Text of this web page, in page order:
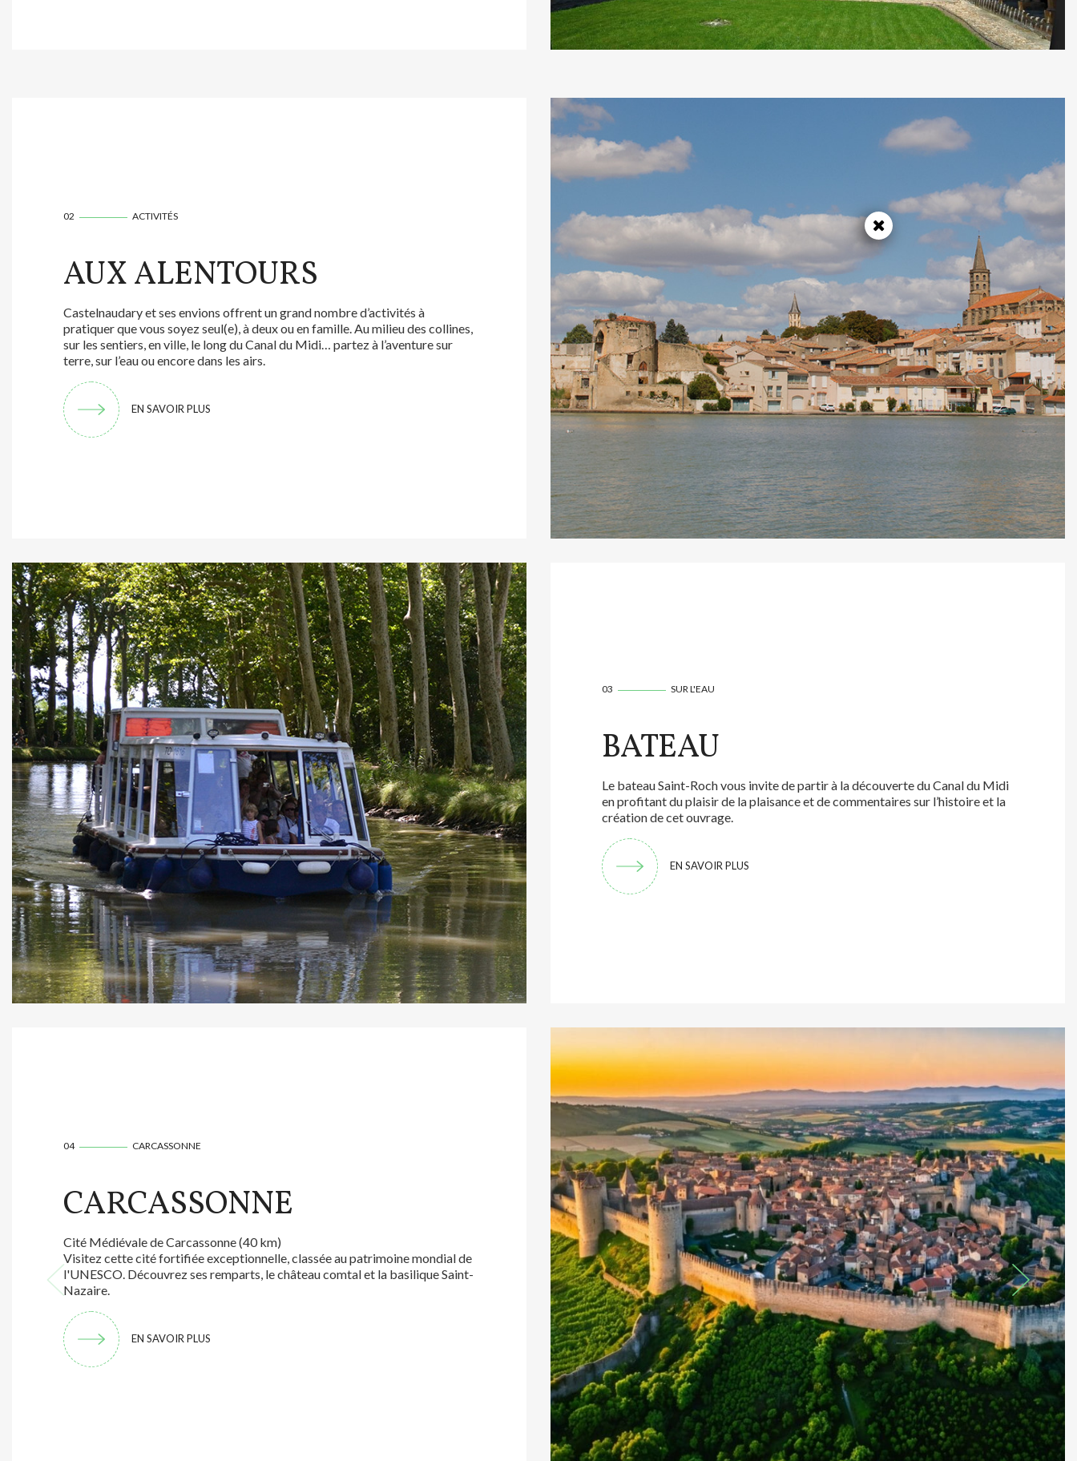
02 ACTIVITÉS
AUX ALENTOURS
Castelnaudary et ses envions offrent un grand nombre d’activités à
pratiquer que vous soyez seul(e), à deux ou en famille. Au milieu des collines,
sur les sentiers, en ville, le long du Canal du Midi… partez à l’aventure sur
terre, sur l’eau ou encore dans les airs.
EN SAVOIR PLUS
03 SUR L'EAU
BATEAU
Le bateau Saint-Roch vous invite de partir à la découverte du Canal du Midi
en profitant du plaisir de la plaisance et de commentaires sur l’histoire et la
création de cet ouvrage.
EN SAVOIR PLUS
04 CARCASSONNE
CARCASSONNE
Cité Médiévale de Carcassonne (40 km)
Visitez cette cité fortifiée exceptionnelle, classée au patrimoine mondial de
l'UNESCO. Découvrez ses remparts, le château comtal et la basilique Saint-
Nazaire.
EN SAVOIR PLUS